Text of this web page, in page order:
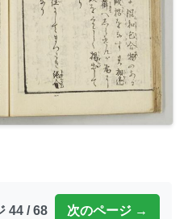
44 / 68 次のページ →